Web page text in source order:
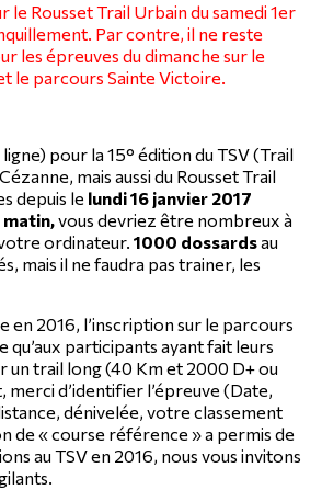
le Rousset Trail Urbain du samedi 1er
Par contre, il ne reste
les épreuves du dimanche sur le
le parcours Sainte Victoire.
pour la 15° édition du TSV (Trail
mais aussi du Rousset Trail
depuis le lundi 16 janvier 2017
matin,vous devriez être nombreux à
ordinateur. 1000 dossardsau
mais il ne faudra pas trainer, les
en 2016, l’inscription sur le parcours
qu’aux participants ayant fait leurs
un trail long (40 Km et 2000 D+ ou
merci d’identifier l’épreuve (Date,
dénivelée, votre classement
de « course référence » a permis de
au TSV en 2016, nous vous invitons